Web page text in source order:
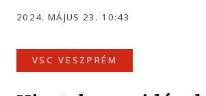
2024. MÁJUS 23. 10:43
VSC VESZPRÉM